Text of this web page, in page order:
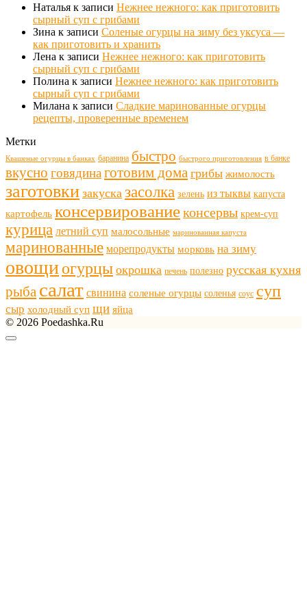
Наталья к записи Нежнее нежного: как приготовить
сырный суп с грибами
Зина к записи Соленые огурцы на зиму без уксуса —
как приготовить и хранить
Лена к записи Нежнее нежного: как приготовить
сырный суп с грибами
Полина к записи Нежнее нежного: как приготовить
сырный суп с грибами
Милана к записи Сладкие маринованные огурцы
рецепты, проверенные временем
Метки
Квашеные огурцы в банках баранина быстро быстрого приготовления в банке
вкусно говядинаготовим дома грибы жимолость
заготовки закуска засолка зелень из тыквы капуста
картофель консервированиеконсервы крем-суп
курица летний суп малосольные маринованная капуста
маринованные морепродукты морковь на зиму
овощиогурцы окрошка печень полезно русская кухня
рыба салат свинина соленые огурцы соленья соус суп
сыр холодный суп щи яйца
© 2026 Poedashka.Ru